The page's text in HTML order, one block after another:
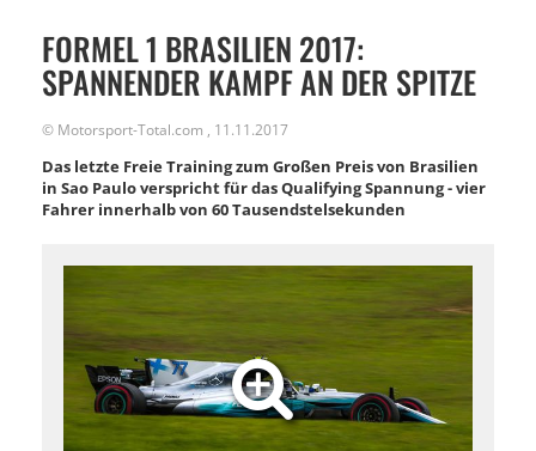
FORMEL 1 BRASILIEN 2017:
SPANNENDER KAMPF AN DER SPITZE
© Motorsport-Total.com , 11.11.2017
Das letzte Freie Training zum Großen Preis von Brasilien
in Sao Paulo verspricht für das Qualifying Spannung - vier
Fahrer innerhalb von 60 Tausendstelsekunden